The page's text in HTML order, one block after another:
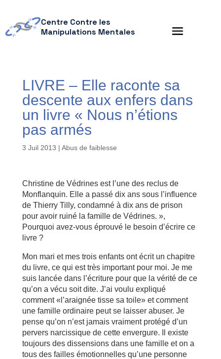
Centre Contre les
Manipulations Mentales
LIVRE – Elle raconte sa
descente aux enfers dans
un livre « Nous n’étions
pas armés
3 Juil 2013 | Abus de faiblesse
Christine de Védrines est l’une des reclus de
Monflanquin. Elle a passé dix ans sous l’influence
de Thierry Tilly, condamné à dix ans de prison
pour avoir ruiné la famille de Védrines. »,
Pourquoi avez-vous éprouvé le besoin d’écrire ce
livre ?
Mon mari et mes trois enfants ont écrit un chapitre
du livre, ce qui est très important pour moi. Je me
suis lancée dans l’écriture pour que la vérité de ce
qu’on a vécu soit dite. J’ai voulu expliqué
comment «l’araignée tisse sa toile» et comment
une famille ordinaire peut se laisser abuser. Je
pense qu’on n’est jamais vraiment protégé d’un
pervers narcissique de cette envergure. Il existe
toujours des dissensions dans une famille et on a
tous des failles émotionnelles qu’une personne